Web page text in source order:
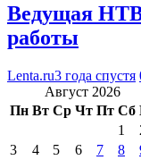
Ведущая
работы
Lenta.ru3 года спустя
Август 2026
Пн Вт Ср Чт Пт Сб
1
3
4 5 6 7 8